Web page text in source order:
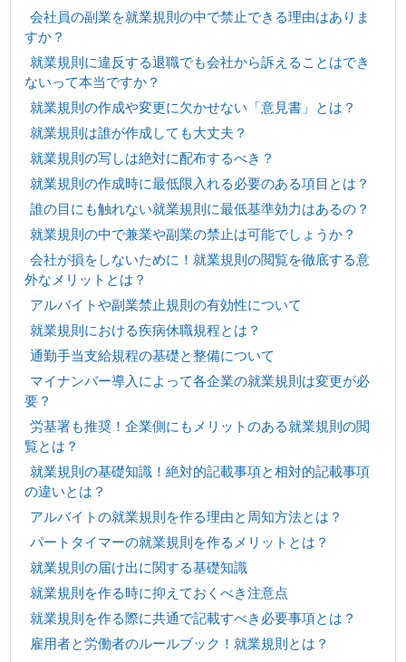
会社員の副業を就業規則の中で禁止できる理由はありま
すか？
就業規則に違反する退職でも会社から訴えることはでき
ないって本当ですか？
就業規則の作成や変更に欠かせない「意見書」とは？
就業規則は誰が作成しても大丈夫？
就業規則の写しは絶対に配布するべき？
就業規則の作成時に最低限入れる必要のある項目とは？
誰の目にも触れない就業規則に最低基準効力はあるの？
就業規則の中で兼業や副業の禁止は可能でしょうか？
会社が損をしないために！就業規則の閲覧を徹底する意
外なメリットとは？
アルバイトや副業禁止規則の有効性について
就業規則における疾病休職規程とは？
通勤手当支給規程の基礎と整備について
マイナンバー導入によって各企業の就業規則は変更が必
要？
労基署も推奨！企業側にもメリットのある就業規則の閲
覧とは？
就業規則の基礎知識！絶対的記載事項と相対的記載事項
の違いとは？
アルバイトの就業規則を作る理由と周知方法とは？
パートタイマーの就業規則を作るメリットとは？
就業規則の届け出に関する基礎知識
就業規則を作る時に抑えておくべき注意点
就業規則を作る際に共通で記載すべき必要事項とは？
雇用者と労働者のルールブック！就業規則とは？